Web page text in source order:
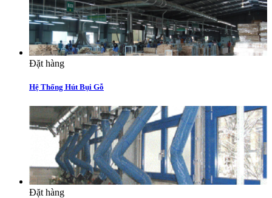
Đặt hàng
Hệ Thống Hút Bụi Gỗ
Đặt hàng